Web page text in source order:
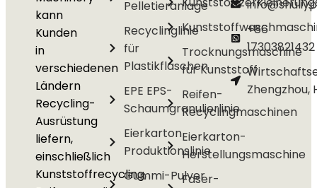
kann
Kunden
in
verschiedenen
Ländern
Recycling-
Ausrüstung
liefern,
einschließlich
Kunststoffrecycling,
Pelletieranlage
Recyclinglinie
für
Plastikflaschen
EPE EPS-
Schaumgranulierlinie
Eierkarton
Produktionslinie
Gummi-Pulver
Trocknungsmaschine
für Kunststoff
Reifen-
Recyclingmaschinen
Eierkarton-
Herstellungsmaschine
Faser-
+86
17303821432
Zhengzhou,